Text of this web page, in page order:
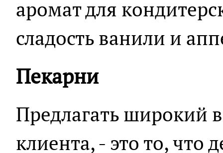
аромат для
сладость ванили и
Пекарни
Предлагать широкий
клиента, - это то, что